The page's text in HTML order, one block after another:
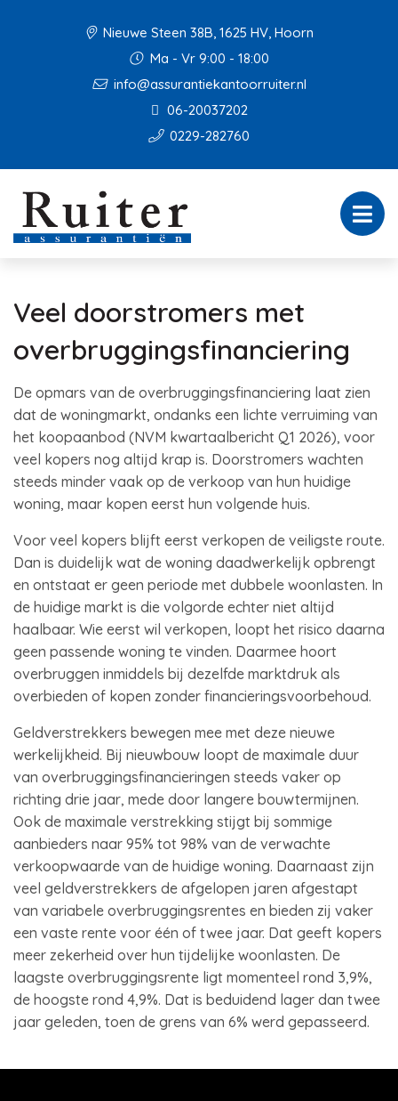
Nieuwe Steen 38B, 1625 HV, Hoorn
Ma - Vr 9:00 - 18:00
info@assurantiekantoorruiter.nl
06-20037202
0229-282760
Veel doorstromers met
overbruggingsfinanciering
De opmars van de overbruggingsfinanciering laat zien
dat de woningmarkt, ondanks een lichte verruiming van
het koopaanbod (NVM kwartaalbericht Q1 2026), voor
veel kopers nog altijd krap is. Doorstromers wachten
steeds minder vaak op de verkoop van hun huidige
woning, maar kopen eerst hun volgende huis.
Voor veel kopers blijft eerst verkopen de veiligste route.
Dan is duidelijk wat de woning daadwerkelijk opbrengt
en ontstaat er geen periode met dubbele woonlasten. In
de huidige markt is die volgorde echter niet altijd
haalbaar. Wie eerst wil verkopen, loopt het risico daarna
geen passende woning te vinden. Daarmee hoort
overbruggen inmiddels bij dezelfde marktdruk als
overbieden of kopen zonder financieringsvoorbehoud.
Geldverstrekkers bewegen mee met deze nieuwe
werkelijkheid. Bij nieuwbouw loopt de maximale duur
van overbruggingsfinancieringen steeds vaker op
richting drie jaar, mede door langere bouwtermijnen.
Ook de maximale verstrekking stijgt bij sommige
aanbieders naar 95% tot 98% van de verwachte
verkoopwaarde van de huidige woning. Daarnaast zijn
veel geldverstrekkers de afgelopen jaren afgestapt
van variabele overbruggingsrentes en bieden zij vaker
een vaste rente voor één of twee jaar. Dat geeft kopers
meer zekerheid over hun tijdelijke woonlasten. De
laagste overbruggingsrente ligt momenteel rond 3,9%,
de hoogste rond 4,9%. Dat is beduidend lager dan twee
jaar geleden, toen de grens van 6% werd gepasseerd.